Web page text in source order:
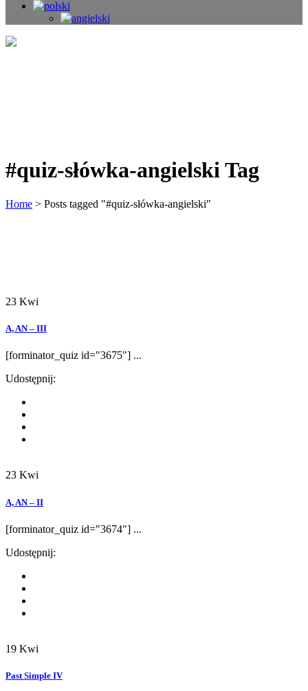
#quiz-słówka-angielski Tag
Home > Posts tagged "#quiz-słówka-angielski"
23 Kwi
A, AN – III
[forminator_quiz id="3675"] ...
Udostępnij:
23 Kwi
A, AN – II
[forminator_quiz id="3674"] ...
Udostępnij:
19 Kwi
Past Simple IV